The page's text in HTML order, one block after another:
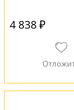
4 838 ₽